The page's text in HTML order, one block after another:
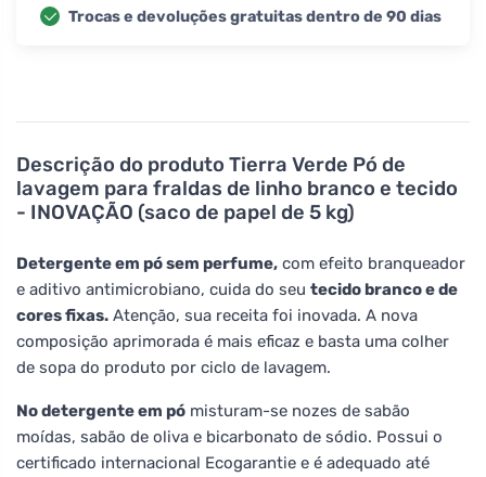
Descrição do produto Tierra Verde Pó de
lavagem para fraldas de linho branco e tecido
- INOVAÇÃO (saco de papel de 5 kg)
Detergente em pó sem perfume, com efeito branqueador
e aditivo antimicrobiano, cuida do seu tecido branco e de
cores fixas. Atenção, sua receita foi inovada. A nova
composição aprimorada é mais eficaz e basta uma colher
de sopa do produto por ciclo de lavagem.
No detergente em pó misturam-se nozes de sabão
moídas, sabão de oliva e bicarbonato de sódio. Possui o
certificado internacional Ecogarantie e é adequado até
Trocas e devoluções gratuitas dentro de 90 dias